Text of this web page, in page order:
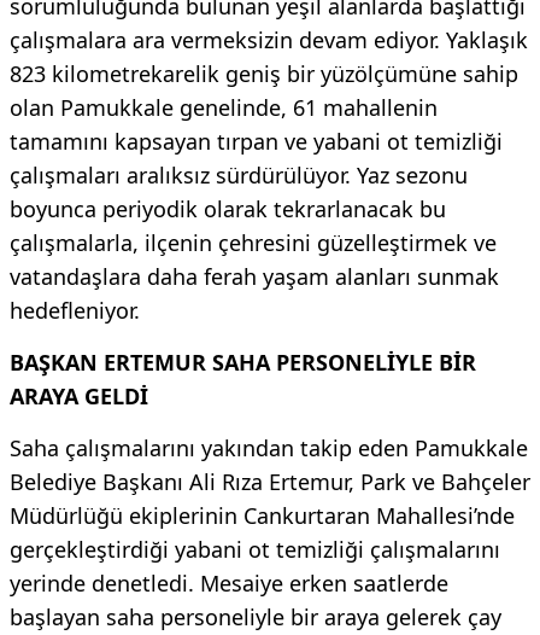
çalışmalara ara vermeksizin devam ediyor. Yaklaşık
823 kilometrekarelik geniş bir yüzölçümüne sahip
olan Pamukkale genelinde, 61 mahallenin
tamamını kapsayan tırpan ve yabani ot temizliği
çalışmaları aralıksız sürdürülüyor. Yaz sezonu
boyunca periyodik olarak tekrarlanacak bu
çalışmalarla, ilçenin çehresini güzelleştirmek ve
vatandaşlara daha ferah yaşam alanları sunmak
hedefleniyor.
BAŞKAN ERTEMUR SAHA PERSONELİYLE BİR
ARAYA GELDİ
Saha çalışmalarını yakından takip eden Pamukkale
Belediye Başkanı Ali Rıza Ertemur, Park ve Bahçeler
Müdürlüğü ekiplerinin Cankurtaran Mahallesi’nde
gerçekleştirdiği yabani ot temizliği çalışmalarını
yerinde denetledi. Mesaiye erken saatlerde
başlayan saha personeliyle bir araya gelerek çay